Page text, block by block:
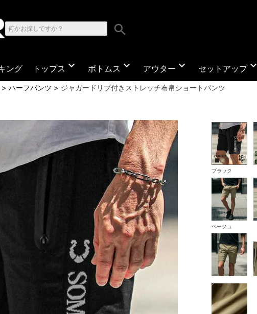
search
ング トップス expand_more ボトムス expand_more アウター expand_more セットアップexpand_more
ハーフパンツ ジャガードリブ付きストレッチ布帛ショートパンツ
ブラック
ベージュ